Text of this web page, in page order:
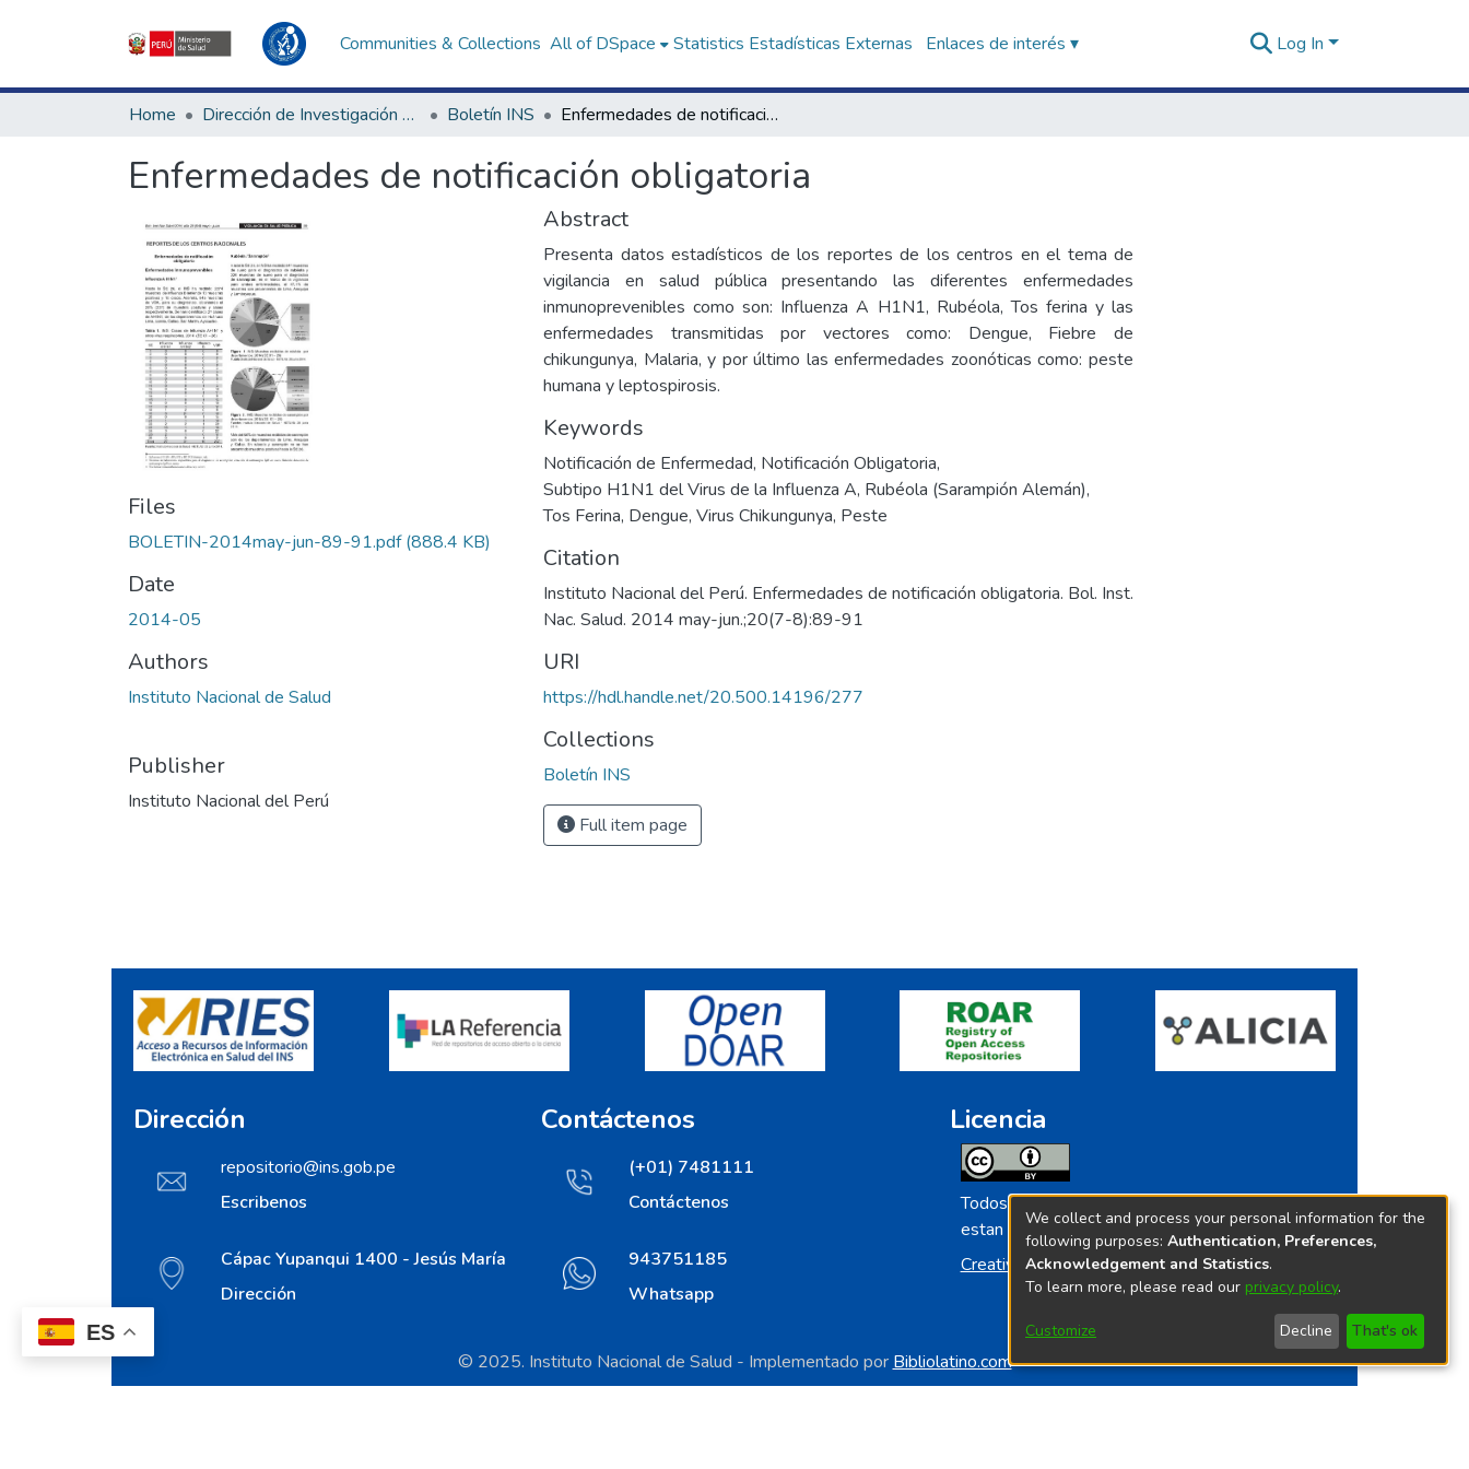
ES
Communities & Collections All of DSpace Statistics Estadísticas Externas Enlaces de interés ▾ Log In
Home Dirección de Investigación e Innovación en Salud Boletín INS Enfermedades de notificación obligatoria
Enfermedades de notificación obligatoria
Files
BOLETIN-2014may-jun-89-91.pdf(888.4 KB)
Date
2014-05
Authors
Instituto Nacional de Salud
Publisher
Instituto Nacional del Perú
Abstract
Presenta datos estadísticos de los reportes de los centros en el tema de
vigilancia en salud pública presentando las diferentes enfermedades
inmunoprevenibles como son: Influenza A H1N1, Rubéola, Tos ferina y las
enfermedades transmitidas por vectores como: Dengue, Fiebre de
chikungunya, Malaria, y por último las enfermedades zoonóticas como: peste
humana y leptospirosis.
Keywords
Notificación de Enfermedad, Notificación Obligatoria,
Subtipo H1N1 del Virus de la Influenza A, Rubéola (Sarampión Alemán),
Tos Ferina, Dengue, Virus Chikungunya, Peste
Citation
Instituto Nacional del Perú. Enfermedades de notificación obligatoria. Bol. Inst.
Nac. Salud. 2014 may-jun.;20(7-8):89-91
URI
https://hdl.handle.net/20.500.14196/277
Collections
Boletín INS
Full item page
Dirección
repositorio@ins.gob.pe
Escribenos
Cápac Yupanqui 1400 - Jesús María
Dirección
Contáctenos
(+01) 7481111
Contáctenos
943751185
Whatsapp
Licencia
Todos los contenidos de repositorio.ins.gob.pe
estan licenciados bajo
Creative Commoms License
© 2025. Instituto Nacional de Salud - Implementado por Bibliolatino.com
We collect and process your personal information for the
following purposes: Authentication, Preferences,
Acknowledgement and Statistics.
To learn more, please read our privacy policy.
Customize Decline That's ok